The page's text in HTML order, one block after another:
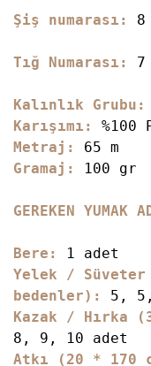
Şiş numarası:
Tığ Numarası:
Kalınlık Grubu:
Karışımı:
%100
Metraj:
65 m
Gramaj:
100 gr
GEREKEN YUMAK
Bere:
1 adet
Yelek / Süveter
bedenler) :
5,
Kazak / Hırka
8, 9, 10 adet
Atkı (20 * 170